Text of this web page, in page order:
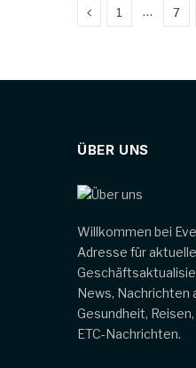
Previous
1 … 7
ÜBER UNS
Willkommen bei
Adresse für
News, Nachrichten
Gesundheit,
ETC-Nachrichten.